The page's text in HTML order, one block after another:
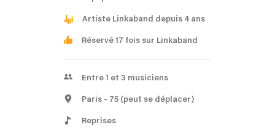
Artiste Linkaband depuis 4 ans
Réservé 17 fois sur Linkaband
Entre 1 et 3 musiciens
Paris - 75 (peut se déplacer)
Reprises